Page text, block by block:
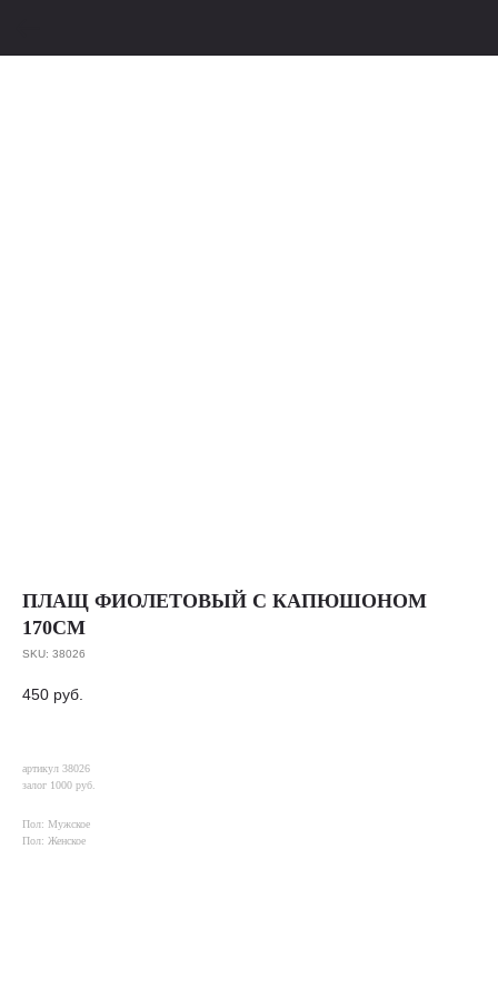
ПЛАЩ ФИОЛЕТОВЫЙ С КАПЮШОНОМ
170СМ
SKU: 38026
450 руб.
артикул 38026
залог 1000 руб.
Пол: Мужское
Пол: Женское